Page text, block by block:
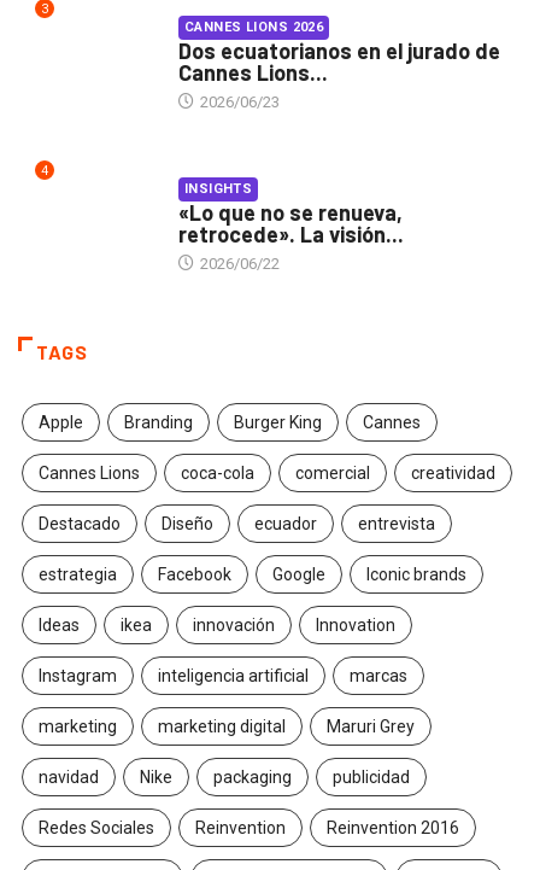
3
CANNES LIONS 2026
Dos ecuatorianos en el jurado de
Cannes Lions...
2026/06/23
4
INSIGHTS
«Lo que no se renueva,
retrocede». La visión...
2026/06/22
TAGS
Apple Branding Burger King Cannes
Cannes Lions coca-cola comercial creatividad
Destacado Diseño ecuador entrevista
estrategia Facebook Google Iconic brands
Ideas ikea innovación Innovation
Instagram inteligencia artificial marcas
marketing marketing digital Maruri Grey
navidad Nike packaging publicidad
Redes Sociales Reinvention Reinvention 2016